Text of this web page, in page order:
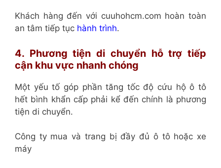
Khách hàng đến với cuuhohcm.com hoàn toàn
an tâm tiếp tục hành trình.
4. Phương tiện di chuyển hỗ trợ tiếp
cận khu vực nhanh chóng
Một yếu tố góp phần tăng tốc độ cứu hộ ô tô
hết bình khẩn cấp phải kể đến chính là phương
tiện di chuyển.
Công ty mua và trang bị đầy đủ ô tô hoặc xe
máy